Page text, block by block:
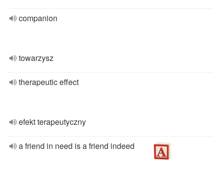
companion
towarzysz
therapeutic effect
efekt terapeutyczny
a friend in need is a friend indeed